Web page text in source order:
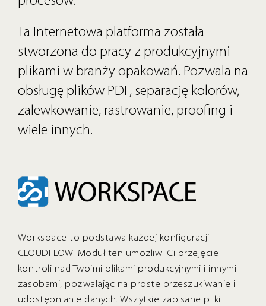
Ta Internetowa platforma została
stworzona do pracy z produkcyjnymi
plikami w branży opakowań. Pozwala na
obsługę plików PDF, separację kolorów,
zalewkowanie, rastrowanie, proofing i
wiele innych.
Workspace to podstawa każdej konfiguracji
CLOUDFLOW. Moduł ten umożliwi Ci przejęcie
kontroli nad Twoimi plikami produkcyjnymi i innymi
zasobami, pozwalając na proste przeszukiwanie i
udostępnianie danych. Wszytkie zapisane pliki